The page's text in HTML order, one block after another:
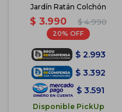
Jardín Ratán Colchón
$ 3.990 $ 4.990
20
$ 2.993
$ 3.392
$ 3.591
Disponible PickUp